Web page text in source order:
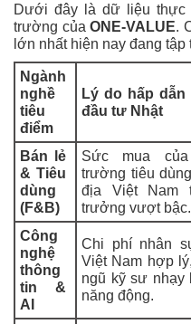
Dưới đây là dữ liệu thực
trường của ONE-VALUE.
lớn nhất hiện nay đang
Ngành
nghề
tiêu
điểm
Lý do hấp dẫn
đầu tư Nhật
Bán lẻ
& Tiêu
dùng
(F&B)
Sức mua
trường tiêu
địa Việt Nam
trưởng vượt bậc.
Công
nghệ
thông
tin &
AI
Chi phí nhân
Việt Nam hợp
ngũ kỹ sư nhạy
năng động.